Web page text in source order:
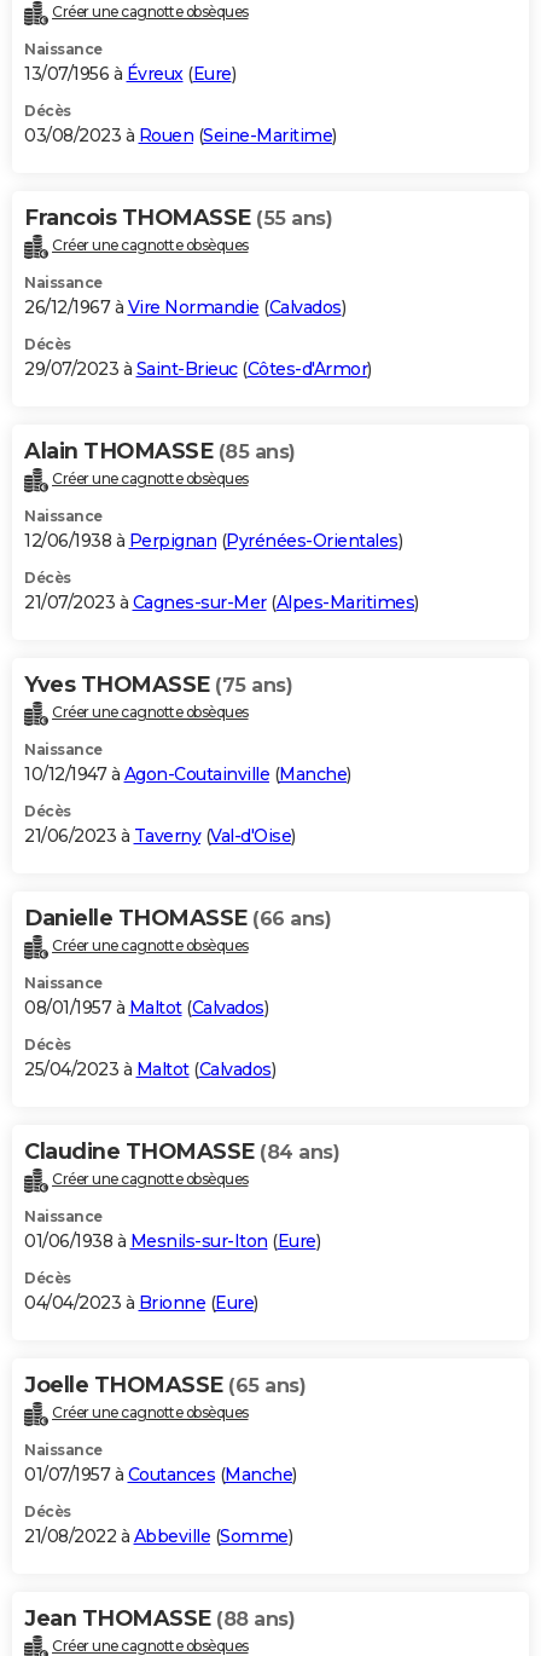
Créer une cagnotte obsèques
Naissance
13/07/1956 à Évreux(Eure)
Décès
03/08/2023 à Rouen (Seine-Maritime)
Francois THOMASSE (55 ans)
Créer une cagnotte obsèques
Naissance
26/12/1967 à Vire Normandie (Calvados)
Décès
29/07/2023 à Saint-Brieuc(Côtes-d'Armor)
Alain THOMASSE (85 ans)
Créer une cagnotte obsèques
Naissance
12/06/1938 à Perpignan (Pyrénées-Orientales)
Décès
21/07/2023 à Cagnes-sur-Mer(Alpes-Maritimes)
Yves THOMASSE (75 ans)
Créer une cagnotte obsèques
Naissance
10/12/1947 à Agon-Coutainville (Manche)
Décès
21/06/2023 à Taverny(Val-d'Oise)
Danielle THOMASSE (66 ans)
Créer une cagnotte obsèques
Naissance
08/01/1957 à Maltot(Calvados)
Décès
25/04/2023 à Maltot(Calvados)
Claudine THOMASSE (84 ans)
Créer une cagnotte obsèques
Naissance
01/06/1938 à Mesnils-sur-Iton (Eure)
Décès
04/04/2023 à Brionne (Eure)
Joelle THOMASSE (65 ans)
Créer une cagnotte obsèques
Naissance
01/07/1957 à Coutances (Manche)
Décès
21/08/2022 à Abbeville (Somme)
Jean THOMASSE (88 ans)
Créer une cagnotte obsèques